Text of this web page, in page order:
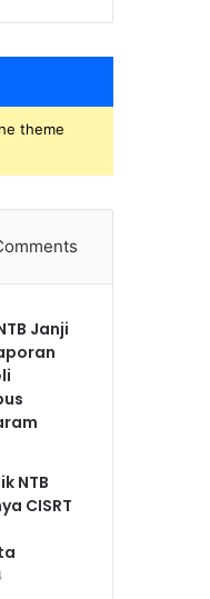
theme
Janji
NTB
CISRT